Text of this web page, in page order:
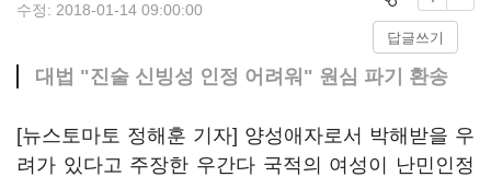
수정: 2018-01-14 09:00:00
답글쓰기
대법 "진술 신빙성 인정 어려워" 원심 파기 환송
[뉴스토마토 정해훈 기자] 양성애자로서 박해받을 우
려가 있다고 주장한 우간다 국적의 여성이 난민인정